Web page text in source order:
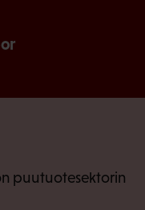
puutuotesektorin